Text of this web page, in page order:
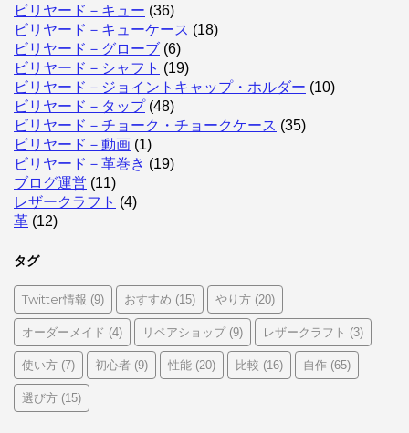
ビリヤード－キュー (36)
ビリヤード－キューケース (18)
ビリヤード－グローブ (6)
ビリヤード－シャフト (19)
ビリヤード－ジョイントキャップ・ホルダー (10)
ビリヤード－タップ(48)
ビリヤード－チョーク・チョークケース (35)
ビリヤード－動画 (1)
ビリヤード－革巻き (19)
ブログ運営 (11)
レザークラフト (4)
革 (12)
タグ
Twitter情報 (9) おすすめ (15) やり方 (20)
オーダーメイド (4) リペアショップ(9) レザークラフト (3)
使い方 (7) 初心者 (9) 性能 (20) 比較 (16) 自作 (65)
選び方 (15)